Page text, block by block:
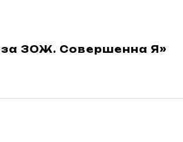
ЗОЖ. Совершенна Я»